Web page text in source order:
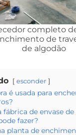
completo
de
de algodão
esconder
é usada para
fábrica de envase
fazer?
planta de